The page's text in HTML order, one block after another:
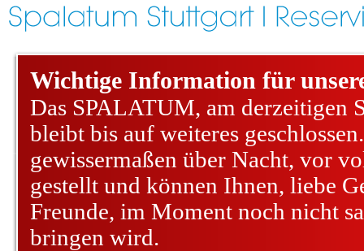
Wichtige Information für
Das SPALATUM, am derzeitigen
bleibt bis auf weiteres
gewissermaßen über Nacht, vor
gestellt und können Ihnen, liebe
Freunde, im Moment noch nicht
bringen wird.